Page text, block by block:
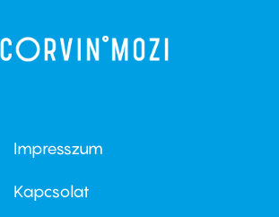
Footer
first
Impresszum
Kapcsolat